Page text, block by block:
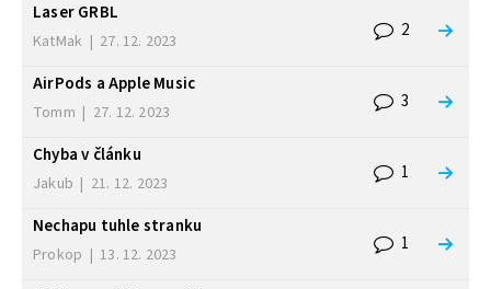
Laser GRBL
KatMak | 27. 12. 2023 2
AirPods a Apple Music
Tomm | 27. 12. 2023 3
Chyba v článku
Jakub | 21. 12. 2023 1
Nechapu tuhle stranku
Prokop | 13. 12. 2023 1